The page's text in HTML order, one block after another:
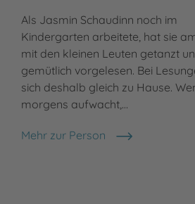
Als Jasmin Schaudinn noch im
Kindergarten arbeitete, hat sie
mit den kleinen Leuten getanzt
gemütlich vorgelesen. Bei
sich deshalb gleich zu Hause.
morgens aufwacht,…
Mehr zur Person
Jasmin Schaudinn